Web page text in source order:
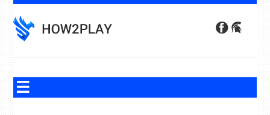
to
content